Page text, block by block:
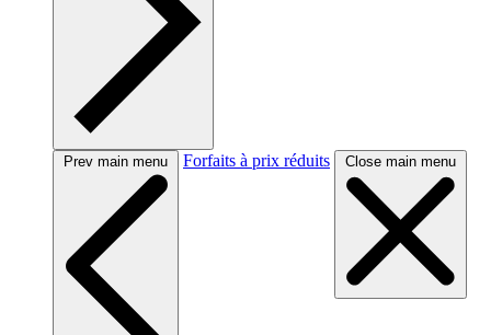
Prev main menu Forfaits à prix réduits Close main menu